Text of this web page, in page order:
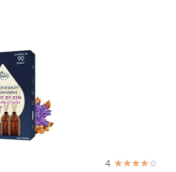
4 ☆☆☆☆☆
★★★★★